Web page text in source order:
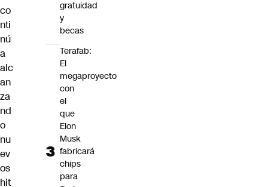
co
nti
nú
a
alc
an
za
nd
o
nu
ev
os
hit
gratuidad
y
becas
Terafab:
El
megaproyecto
con
el
que
Elon
Musk
fabricará
chips
para